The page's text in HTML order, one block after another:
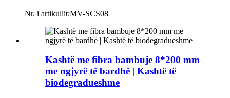
Nr. i artikullit:MV-SCS08
Kashtë me fibra bambuje 8*200 mm
me ngjyrë të bardhë | Kashtë të
biodegradueshme